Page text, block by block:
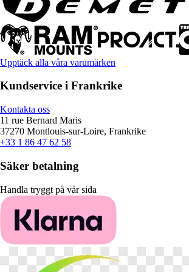
Upptäck alla våra varumärken
Kundservice i Frankrike
Kontakta oss
11 rue Bernard Maris
37270 Montlouis-sur-Loire, Frankrike
+33 1 86 47 62 58
Säker betalning
Handla tryggt på vår sida